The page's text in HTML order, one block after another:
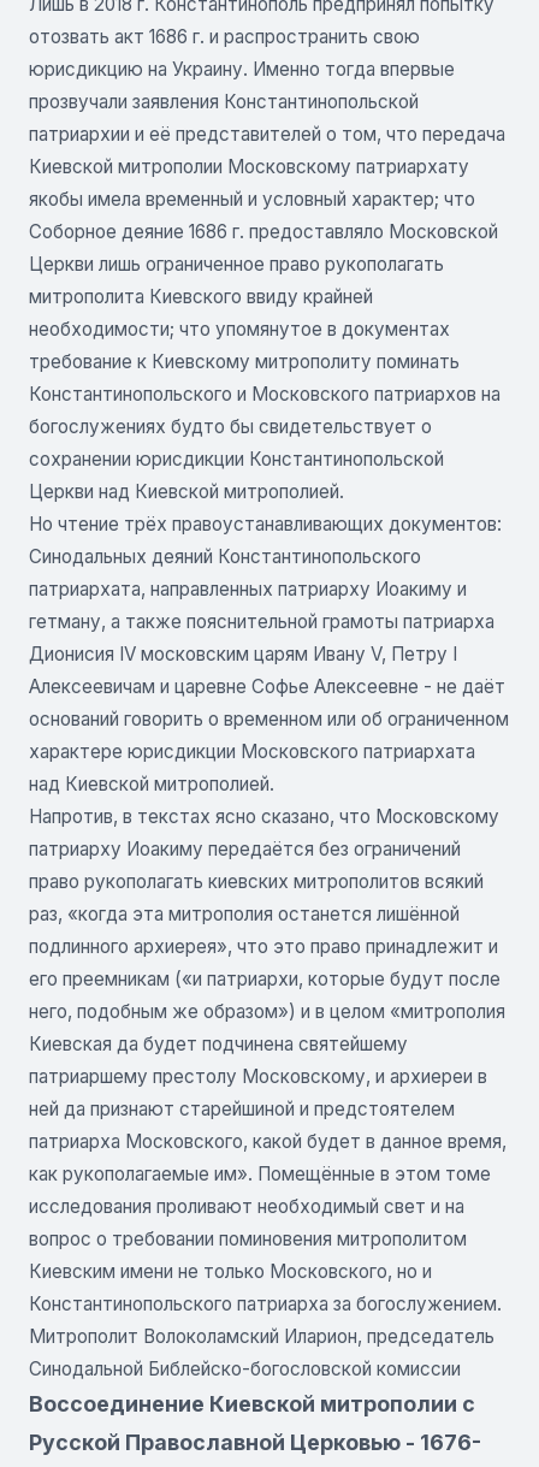
Лишь в 2018 г. Константинополь предпринял попытку
отозвать акт 1686 г. и распространить свою
юрисдикцию на Украину. Именно тогда впервые
прозвучали заявления Константинопольской
патриархии и её представителей о том, что передача
Киевской митрополии Московскому патриархату
якобы имела временный и условный характер; что
Соборное деяние 1686 г. предоставляло Московской
Церкви лишь ограниченное право рукополагать
митрополита Киевского ввиду крайней
необходимости; что упомянутое в документах
требование к Киевскому митрополиту поминать
Константинопольского и Московского патриархов на
богослужениях будто бы свидетельствует о
сохранении юрисдикции Константинопольской
Церкви над Киевской митрополией.
Но чтение трёх правоустанавливающих документов:
Синодальных деяний Константинопольского
патриархата, направленных патриарху Иоакиму и
гетману, а также пояснительной грамоты патриарха
Дионисия IV московским царям Ивану V, Петру I
Алексеевичам и царевне Софье Алексеевне - не даёт
оснований говорить о временном или об ограниченном
характере юрисдикции Московского патриархата
над Киевской митрополией.
Напротив, в текстах ясно сказано, что Московскому
патриарху Иоакиму передаётся без ограничений
право рукополагать киевских митрополитов всякий
раз, «когда эта митрополия останется лишённой
подлинного архиерея», что это право принадлежит и
его преемникам («и патриархи, которые будут после
него, подобным же образом») и в целом «митрополия
Киевская да будет подчинена святейшему
патриаршему престолу Московскому, и архиереи в
ней да признают старейшиной и предстоятелем
патриарха Московского, какой будет в данное время,
как рукополагаемые им». Помещённые в этом томе
исследования проливают необходимый свет и на
вопрос о требовании поминовения митрополитом
Киевским имени не только Московского, но и
Константинопольского патриарха за богослужением.
Митрополит Волоколамский Иларион, председатель
Синодальной Библейско-богословской комиссии
Воссоединение Киевской митрополии с
Русской Православной Церковью - 1676-